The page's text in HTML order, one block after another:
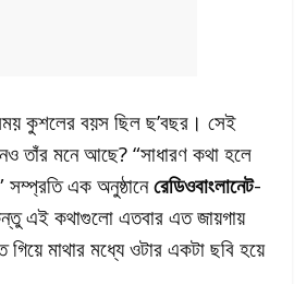
কুশলের বয়স ছিল ছ’বছর। সেই
তাঁর মনে আছে? “সাধারণ কথা হলে
সম্প্রতি এক অনুষ্ঠানেরেডিওবাংলানেট-
এই কথাগুলো এতবার এত জায়গায়
গিয়ে মাথার মধ্যে ওটার একটা ছবি হয়ে